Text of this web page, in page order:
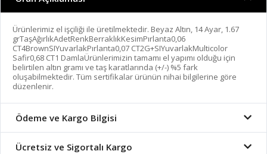
Ürünlerimiz el işçiliği ile üretilmektedir. Beyaz Altın, 14 Ayar, 1.67
grTaşAğırlıkAdetRenkBerraklıkKesimPırlanta0,06
CT4BrownSIYuvarlakPırlanta0,07 CT2G+SIYuvarlakMulticolor
Safir0,68 CT1 DamlaÜrünlerimizin tamamı el yapımı olduğu için
belirtilen altın gramı ve taş karatlarında (+/-) %5 fark
oluşabilmektedir. Tüm sertifikalar ürünün nihai bilgilerine göre
düzenlenir.
Ödeme ve Kargo Bilgisi
Ücretsiz ve Sigortalı Kargo